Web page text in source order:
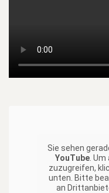
Sie sehen
YouTube .
zuzugreifen,
unten. Bitte
an